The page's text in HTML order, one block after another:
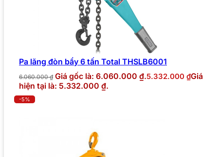
Pa lăng đòn bẩy 6 tấn Total THSLB6001
6.060.000₫ Giá gốc là: 6.060.000 ₫.5.332.000 ₫Giá
hiện tại là: 5.332.000 ₫.
-5%